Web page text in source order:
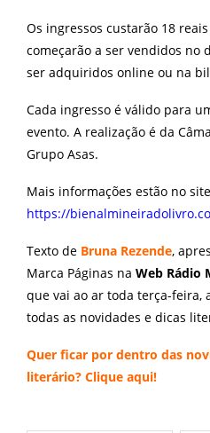
Os ingressos custarão 18
começarão a ser vendidos no
ser adquiridos online ou na
Cada ingresso é válido para
evento. A realização é da
Grupo Asas.
Mais informações estão no site
https://
Texto de Bruna Rezende,
Marca Páginas na Web Rádio
que vai ao ar toda terça-feira,
todas as novidades e dicas
Quer ficar por dentro das
literário? Clique aqui!